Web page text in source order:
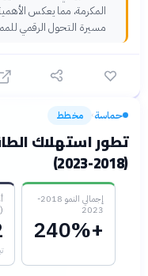
المكرمة، مما يعكس
مسيرة التحول الرقمي
حماسة› مخطط
تطور استهلاك
(2018-2023)
إجمالي النمو 2018-
2023
+240%
(2023)